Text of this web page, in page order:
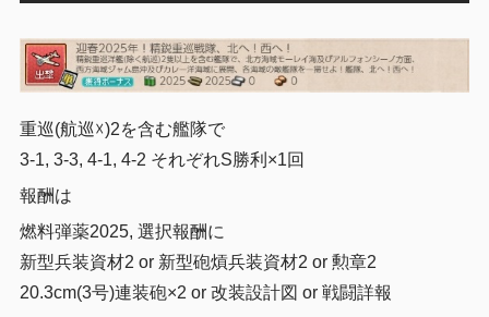
重巡(航巡☓)2を含む艦隊で
3-1, 3-3, 4-1, 4-2 それぞれS勝利×1回
報酬は
燃料弾薬2025, 選択報酬に
新型兵装資材2 or 新型砲熕兵装資材2 or 勲章2
20.3cm(3号)連装砲×2 or 改装設計図 or 戦闘詳報